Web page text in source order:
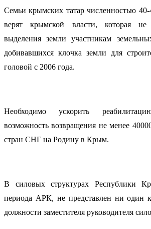
Семьи крымских татар численностью 40-
верят крымской власти, которая
выделения земли участникам
добивавшихся клочка земли для
головой с 2006 года.
Необходимо ускорить
возможность возвращения не менее
стран СНГ на Родину в Крым.
В силовых структурах Республики
периода АРК, не представлен ни один
должности заместителя руководителя